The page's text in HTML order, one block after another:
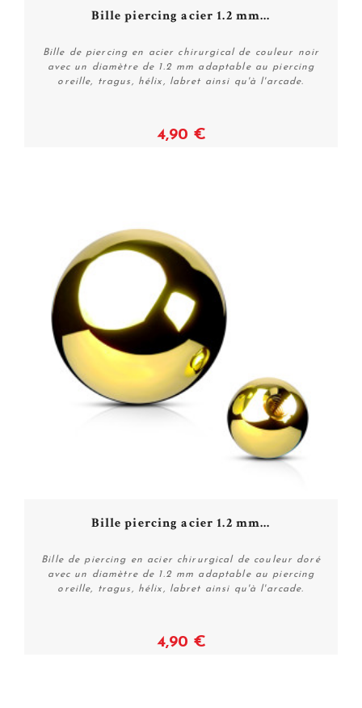
Voir
Bille piercing acier 1.2 mm...
Bille de piercing en acier chirurgical de couleur noir
avec un diamètre de 1.2 mm adaptable au piercing
oreille, tragus, hélix, labret ainsi qu'à l'arcade.
4,90 €
Voir
Bille piercing acier 1.2 mm...
Bille de piercing en acier chirurgical de couleur doré
avec un diamètre de 1.2 mm adaptable au piercing
oreille, tragus, hélix, labret ainsi qu'à l'arcade.
4,90 €